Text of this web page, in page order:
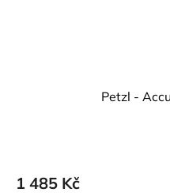
Petzl -
1 485 Kč